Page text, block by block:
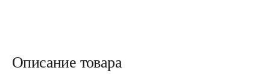
Описание товара